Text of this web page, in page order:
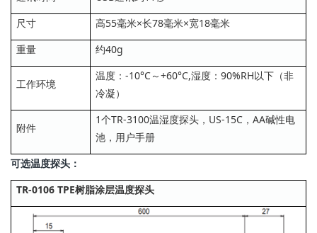
尺寸
高55毫米×长78毫米×宽18毫米
重量
约40g
工作环境
温度：-10°C～+60°C,湿度：90%RH以下（非
冷凝）
附件
1个TR-3100温湿度探头，US-15C，AA碱性电
池，用户手册
可选温度探头：
TR-0106 TPE树脂涂层温度探头